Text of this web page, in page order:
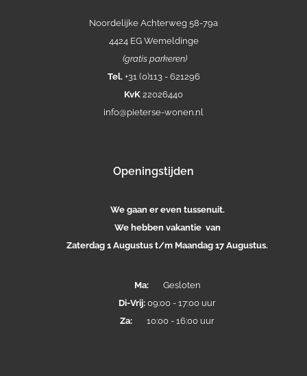
Noordelijke Achterweg 58-79a
4424 EG Wemeldinge
(gratis parkeren)
Tel. +31 (0)113 - 621296
KvK 22026440
info@pieterse-wonen.nl
Openingstijden
We gaan er even tussenuit.
We hebben vakantie van
Zaterdag 1 Augustus t/m Maandag 17 Augustus.
Ma: Gesloten
Di-Vrij:09:00 - 17:00 uur
Za: 10:00 - 16:00 uur